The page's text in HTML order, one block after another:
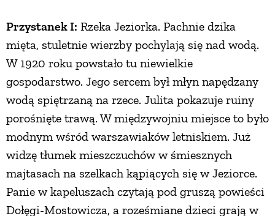
Przystanek I: Rzeka Jeziorka. Pachnie dzika
mięta, stuletnie wierzby pochylają się nad wodą.
W 1920 roku powstało tu niewielkie
gospodarstwo. Jego sercem był młyn napędzany
wodą spiętrzaną na rzece. Julita pokazuje ruiny
porośnięte trawą. W międzywojniu miejsce to było
modnym wśród warszawiaków letniskiem. Już
widzę tłumek mieszczuchów w śmiesznych
majtasach na szelkach kąpiących się w Jeziorce.
Panie w kapeluszach czytają pod gruszą powieści
Dołęgi-Mostowicza, a roześmiane dzieci grają w